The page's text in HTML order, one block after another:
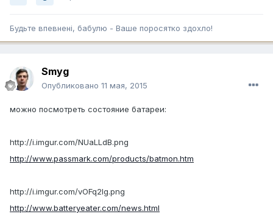
Будьте впевненi, бабулю - Ваше поросятко здохло!
Smyg
Опубликовано 11 мая, 2015
можно посмотреть состояние батареи:
http://i.imgur.com/NUaLLdB.png
http://www.passmark.com/products/batmon.htm
http://i.imgur.com/vOFq2Ig.png
http://www.batteryeater.com/news.html